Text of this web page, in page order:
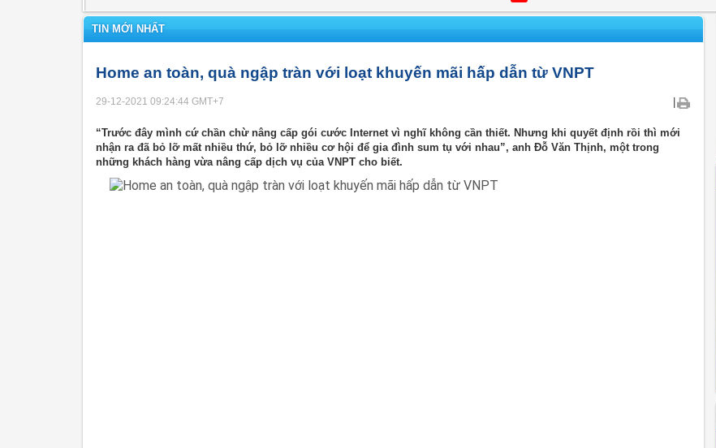
TIN MỚI NHẤT
Home an toàn, quà ngập tràn với loạt khuyến mãi hấp dẫn từ VNPT
29-12-2021 09:24:44 GMT+7
“Trước đây mình cứ chần chừ nâng cấp gói cước Internet vì nghĩ không cần thiết. Nhưng khi quyết định rồi thì mới
nhận ra đã bỏ lỡ mất nhiều thứ, bỏ lỡ nhiều cơ hội để gia đình sum tụ với nhau”, anh Đỗ Văn Thịnh, một trong
những khách hàng vừa nâng cấp dịch vụ của VNPT cho biết.